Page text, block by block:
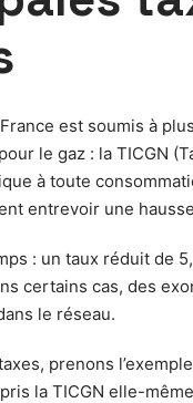
est soumis à
le gaz : la TICGN
à toute
entrevoir une
: un taux réduit de
certains cas, des
le réseau.
prenons
la TICGN elle-